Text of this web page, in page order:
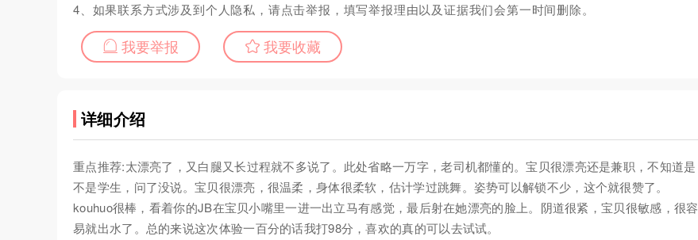
4、如果联系方式涉及到个人隐私，请点击举报，填写举报理由以及证据我们会第一时间删除。
我要举报 我要收藏
详细介绍
重点推荐:太漂亮了，又白腿又长过程就不多说了。此处省略一万字，老司机都懂的。宝贝很漂亮还是兼职，不知道是
不是学生，问了没说。宝贝很漂亮，很温柔，身体很柔软，估计学过跳舞。姿势可以解锁不少，这个就很赞了。
kouhuo很棒，看着你的JB在宝贝小嘴里一进一出立马有感觉，最后射在她漂亮的脸上。阴道很紧，宝贝很敏感，很容
易就出水了。总的来说这次体验一百分的话我打98分，喜欢的真的可以去试试。